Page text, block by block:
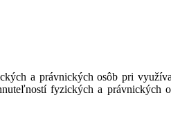
a právnických osôb pri
fyzických a právnických